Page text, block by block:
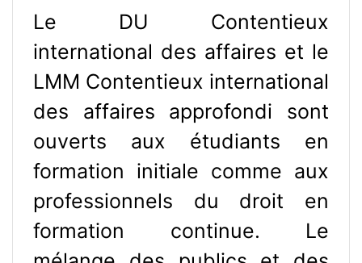
Le DU Contentieux
international des affaires et le
LMM Contentieux international
des affaires approfondi sont
ouverts aux étudiants en
formation initiale comme aux
professionnels du droit en
formation continue. Le